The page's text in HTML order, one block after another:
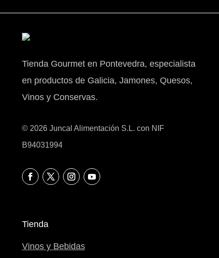
Tienda Gourmet en Pontevedra, especialista
en productos de Galicia, Jamones, Quesos,
Vinos y Conservas.
© 2026 Juncal Alimentación S.L. con NIF
B94031994
Tienda
Vinos y Bebidas